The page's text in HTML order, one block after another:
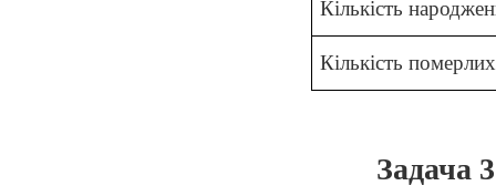
Кількість
Кількість
Задача 3